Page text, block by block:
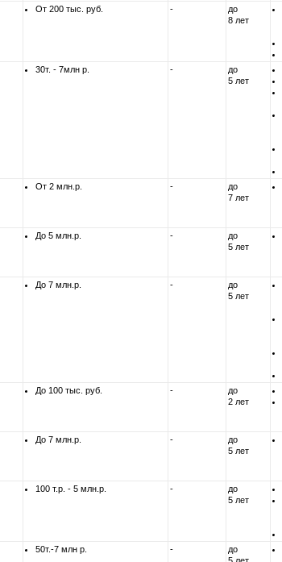
От 200 тыс. руб. -
до
8 лет
30т. - 7млн р. -
до
5 лет
От 2 млн.р. -
до
7 лет
До 5 млн.р. -
до
5 лет
До 7 млн.р. -
до
5 лет
До 100 тыс. руб. -
до
2 лет
До 7 млн.р. -
до
5 лет
100 т.р. - 5 млн.р. -
до
5 лет
50т.-7 млн р. -
до